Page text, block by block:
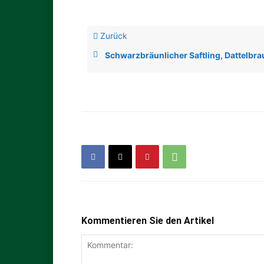
Zurück
Schwarzbräunlicher Saftling, Dattelbrauner Saftling,
Kommentieren Sie den Artikel